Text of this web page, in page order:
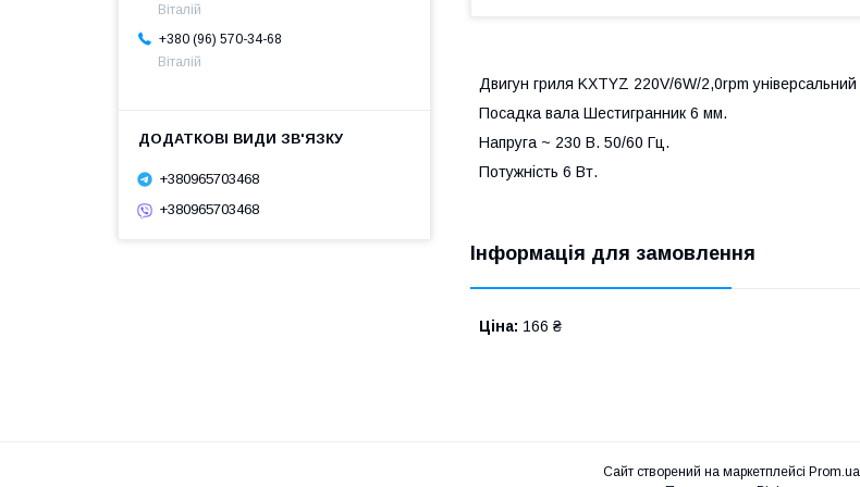
Двигун гриля KXTYZ 220V/6W/2,0rpm універсальний
Посадка вала Шестигранник 6 мм.
Напруга ~ 230 В. 50/60 Гц.
Потужність 6 Вт.
Інформація для замовлення
Ціна: 166 ₴
Віталій
+380 (96) 570-34-68
Віталій
+380965703468
+380965703468
Сайт створений на маркетплейсі Prom.ua